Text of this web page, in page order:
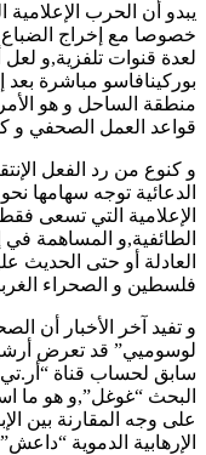
يبدو أن الحرب
خصوصا مع إخراج
بوركينافاسو مباشرة بعد
منطقة الساحل و هو الأمر
قواعد العمل الصحفي و
و كنوع من رد الفعل
الدعائية توجه سهامها
الإعلامية التي تسعى
الطائفية,و المساهمة
العادلة أو حتى الحديث
فلسطين و الصحراء
و تفيد آخر الأخبار أن
لوسوميي” قد تعرض
سابق لحساب قناة
البحث “غوغل”,و هو ما
على وجه المقارنة بين
الإرهابية الدموية